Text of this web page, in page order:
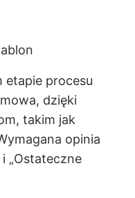
etapie procesu
dzięki
takim jak
opinia
i „Ostateczne